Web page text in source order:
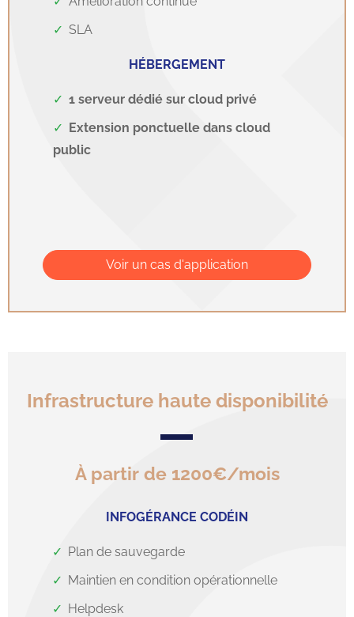
SLA
HÉBERGEMENT
1 serveur dédié sur cloud privé
Extension ponctuelle dans cloud
public
Voir un cas d'application
Infrastructure haute disponibilité
À partir de 1200€/mois
INFOGÉRANCE CODÉIN
Plan de sauvegarde
Maintien en condition opérationnelle
Helpdesk